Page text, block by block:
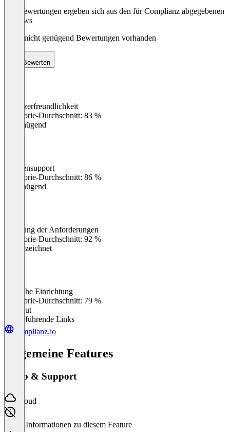
Die Bewertungen ergeben sich aus den für Complianz abgegebenen
Reviews
Noch nicht genügend Bewertungen vorhanden
Bewerten
Benutzerfreundlichkeit
Kategorie-Durchschnitt: 83 %
Ungenügend
Kundensupport
Kategorie-Durchschnitt: 86 %
Ungenügend
Erfüllung der Anforderungen
Kategorie-Durchschnitt: 92 %
Ausgezeichnet
Einfache Einrichtung
Kategorie-Durchschnitt: 79 %
Sehr gut
Weiterführende Links
complianz.io
Allgemeine Features
Setup & Support
Cloud
Keine Informationen zu diesem Feature